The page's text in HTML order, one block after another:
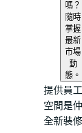
嗎？
隨時
掌握
最新
市場
動
態。
提供員
空間是
全新裝